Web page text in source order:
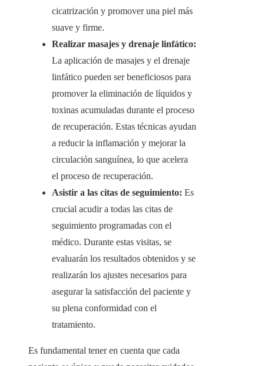
cicatrización y promover una piel más
suave y firme.
Realizar masajes y drenaje linfático:
La aplicación de masajes y el drenaje
linfático pueden ser beneficiosos para
promover la eliminación de líquidos y
toxinas acumuladas durante el proceso
de recuperación. Estas técnicas ayudan
a reducir la inflamación y mejorar la
circulación sanguínea, lo que acelera
el proceso de recuperación.
Asistir a las citas de seguimiento: Es
crucial acudir a todas las citas de
seguimiento programadas con el
médico. Durante estas visitas, se
evaluarán los resultados obtenidos y se
realizarán los ajustes necesarios para
asegurar la satisfacción del paciente y
su plena conformidad con el
tratamiento.
Es fundamental tener en cuenta que cada